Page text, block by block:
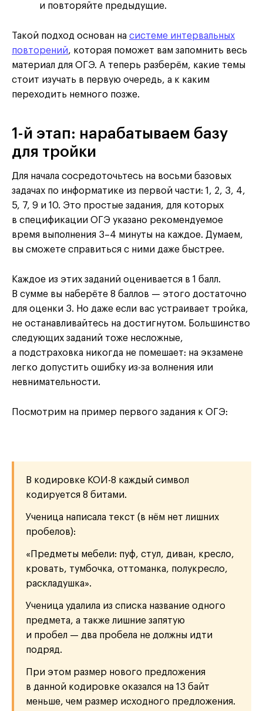
и повторяйте предыдущие.
Такой подход основан на системе интервальных
повторений, которая поможет вам запомнить весь
материал для ОГЭ. А теперь разберём, какие темы
стоит изучать в первую очередь, а к каким
переходить немного позже.
1-й этап: нарабатываем базу
для тройки
Для начала сосредоточьтесь на восьми базовых
задачах по информатике из первой части: 1, 2, 3, 4,
5, 7, 9 и 10. Это простые задания, для которых
в спецификации ОГЭ указано рекомендуемое
время выполнения 3–4 минуты на каждое. Думаем,
вы сможете справиться с ними даже быстрее.
Каждое из этих заданий оценивается в 1 балл.
В сумме вы наберёте 8 баллов — этого достаточно
для оценки 3. Но даже если вас устраивает тройка,
не останавливайтесь на достигнутом. Большинство
следующих заданий тоже несложные,
а подстраховка никогда не помешает: на экзамене
легко допустить ошибку из-за волнения или
невнимательности.
Посмотрим на пример первого задания к ОГЭ:
В кодировке КОИ-8 каждый символ
кодируется 8 битами.
Ученица написала текст (в нём нет лишних
пробелов):
«Предметы мебели: пуф, стул, диван, кресло,
кровать, тумбочка, оттоманка, полукресло,
раскладушка».
Ученица удалила из списка название одного
предмета, а также лишние запятую
и пробел — два пробела не должны идти
подряд.
При этом размер нового предложения
в данной кодировке оказался на 13 байт
меньше, чем размер исходного предложения.